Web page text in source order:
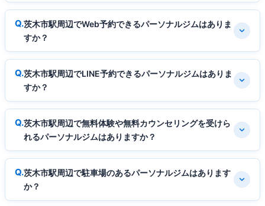
茨木市駅周辺でWeb予約できるパーソナルジムはありま
すか？
茨木市駅周辺でLINE予約できるパーソナルジムはありま
すか？
茨木市駅周辺で無料体験や無料カウンセリングを受けら
れるパーソナルジムはありますか？
茨木市駅周辺で駐車場のあるパーソナルジムはあります
か？